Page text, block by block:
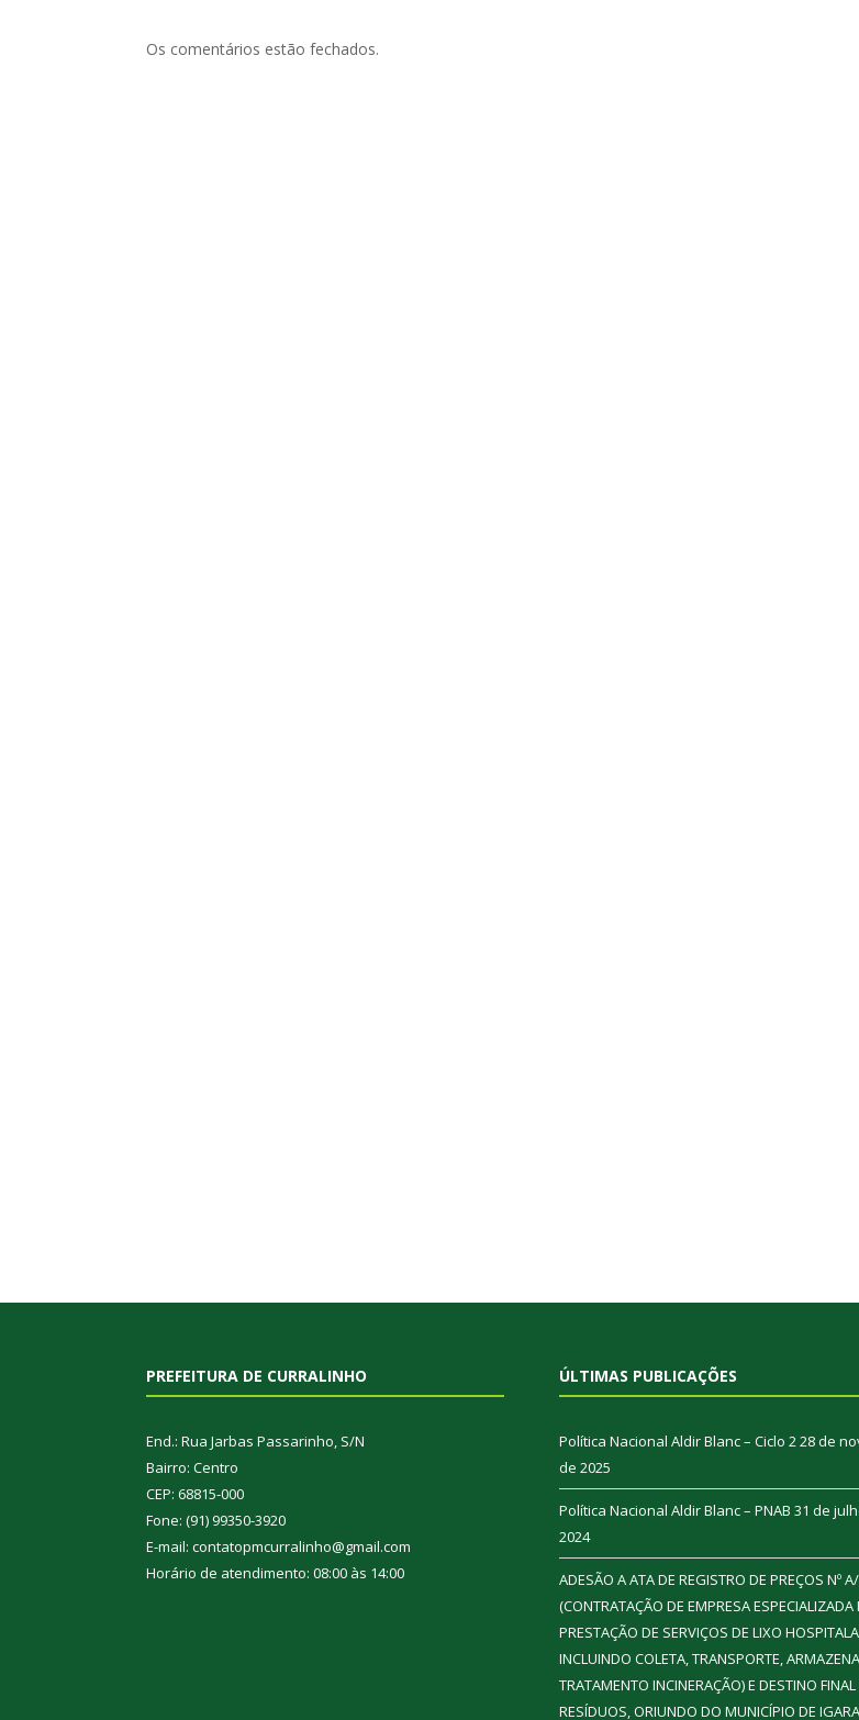
Os comentários estão fechados.
PREFEITURA DE CURRALINHO
End.: Rua Jarbas Passarinho, S/N
Bairro: Centro
CEP: 68815-000
Fone: (91) 99350-3920
E-mail: contatopmcurralinho@gmail.com
Horário de atendimento: 08:00 às 14:00
ÚLTIMAS PUBLICAÇÕES
Política Nacional Aldir Blanc – Ciclo 228 de
de 2025
Política Nacional Aldir Blanc – PNAB 31 de
2024
ADESÃO A ATA DE REGISTRO DE PREÇOS Nº
(CONTRATAÇÃO DE EMPRESA ESPECIALIZADA
PRESTAÇÃO DE SERVIÇOS DE LIXO
INCLUINDO COLETA, TRANSPORTE,
TRATAMENTO INCINERAÇÃO) E DESTINO
RESÍDUOS, ORIUNDO DO MUNICÍPIO DE